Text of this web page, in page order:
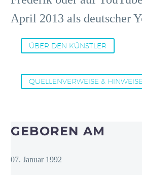
April 2013 als deutscher
ÜBER DEN KÜNSTLER
QUELLENVERWEISE & HINWEISE
GEBOREN AM
07. Januar 1992